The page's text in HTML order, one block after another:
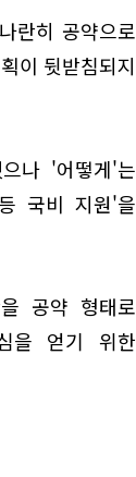
란히 공약으로
이 뒷받침되지
나 '어떻게'는
국비 지원'을
공약 형태로
을 얻기 위한